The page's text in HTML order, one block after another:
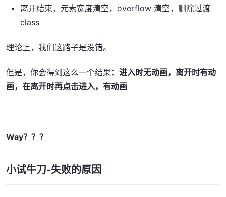
离开结束，元素宽度清空，overflow 清空，删除过渡
class
理论上，我们这路子是没错。
但是，你会得到这么一个结果： 进入时无动画，离开时有动
画，在离开时再点击进入，有动画
Way？？？
小试牛刀-失败的原因